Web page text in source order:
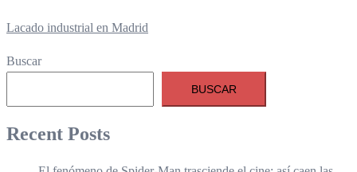
Lacado industrial en Madrid
Buscar
BUSCAR
Recent Posts